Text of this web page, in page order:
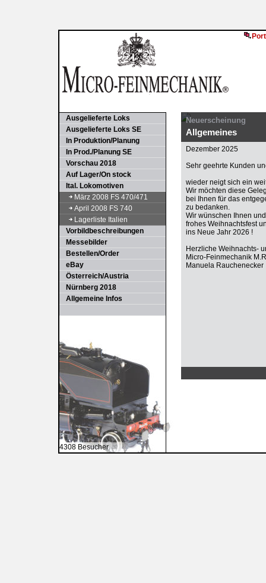
Ausgelieferte Loks
Ausgelieferte Loks SE
In Produktion/Planung
In Prod./Planung SE
Vorschau 2018
Auf Lager/On stock
Ital. Lokomotiven
März 2008 FS 470/471
April 2008 FS 740
Lagerliste Italien
Vorbildbeschreibungen
Messebilder
Bestellen/Order
eBay
Österreich/Austria
Nürnberg 2018
Allgemeine Infos
Neuerscheinung
Allgemeines
Dezember 2025
Sehr geehrte Kunden
wieder neigt sich ein
Wir möchten diese
bei Ihnen für das
zu bedanken.
Wir wünschen Ihnen
frohes Weihnachtsfest
ins Neue Jahr 2026 !
Herzliche Weihnachts-
Micro-Feinmechanik
Manuela Rauchenecker
4308 Besucher